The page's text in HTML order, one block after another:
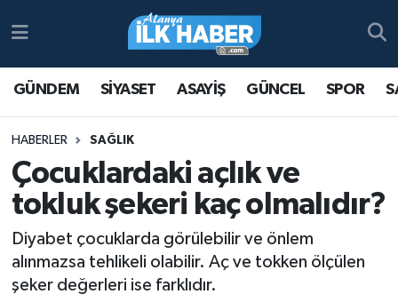
GÜNDEM SİYASET ASAYİŞ GÜNCEL SPOR
HABERLER SAĞLIK
Çocuklardaki açlık ve
tokluk şekeri kaç olmalıdır?
Diyabet çocuklarda görülebilir ve önlem
alınmazsa tehlikeli olabilir. Aç ve tokken ölçülen
şeker değerleri ise farklıdır.
Antalya Nöbetçi Eczaneler
Antalya Namaz Vakitleri
Antalya Trafik Yoğunluk Haritası
Süper Lig Puan Durumu ve Fikstür
Tüm Manşetler